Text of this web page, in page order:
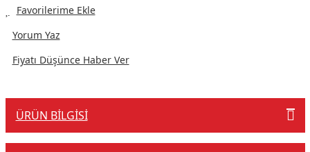
Yorum Yaz
Fiyatı Düşünce Haber Ver
ÜRÜN BILGISI